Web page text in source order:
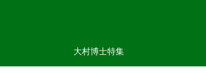
大村博士特集